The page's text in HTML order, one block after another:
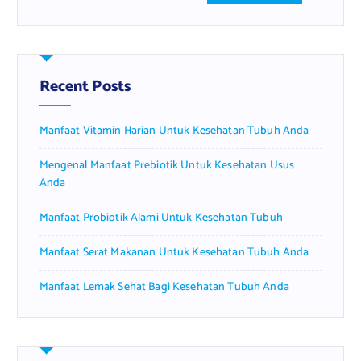
r
h
f
o
:
Recent Posts
Manfaat Vitamin Harian Untuk Kesehatan Tubuh Anda
Mengenal Manfaat Prebiotik Untuk Kesehatan Usus
Anda
Manfaat Probiotik Alami Untuk Kesehatan Tubuh
Manfaat Serat Makanan Untuk Kesehatan Tubuh Anda
Manfaat Lemak Sehat Bagi Kesehatan Tubuh Anda